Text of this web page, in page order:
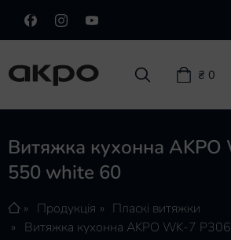
₴ 0
Пристінні
Витяжка кухонна AKPO
550 white 60
Продукція
Пласкі витяжки
Витяжка кухонна AKPO WK-7